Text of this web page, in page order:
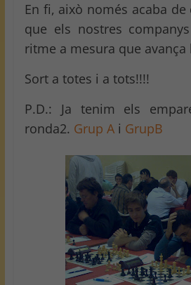
En fi, això només acaba de
que els nostres
ritme a mesura que
Sort a totes i a tots!!!!
P.D.: Ja tenim els
ronda2. Grup Ai GrupB